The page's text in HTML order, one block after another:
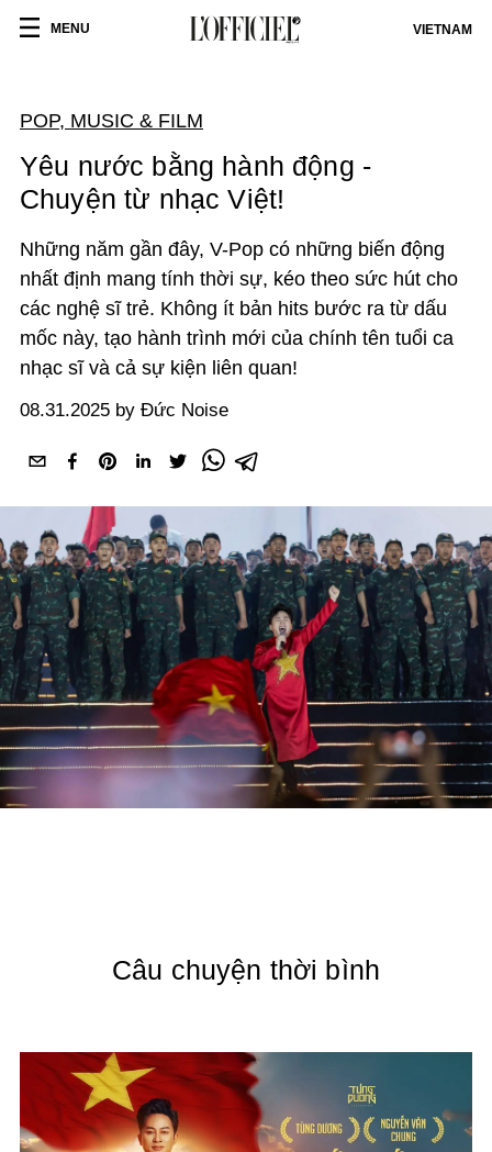
MENU VIETNAM
POP, MUSIC & FILM
Yêu nước bằng hành động -
Chuyện từ nhạc Việt!
Những năm gần đây, V-Pop có những biến động
nhất định mang tính thời sự, kéo theo sức hút cho
các nghệ sĩ trẻ. Không ít bản hits bước ra từ dấu
mốc này, tạo hành trình mới của chính tên tuổi ca
nhạc sĩ và cả sự kiện liên quan!
08.31.2025 by Đức Noise
Câu chuyện thời bình